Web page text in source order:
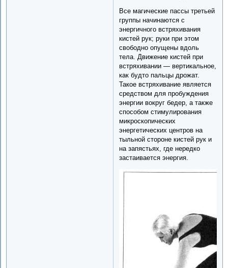
Все магические пассы третьей
группы начинаются с
энергичного встряхивания
кистей рук; руки при этом
свободно опущены вдоль
тела. Движение кистей при
встряхивании — вертикальное,
как будто пальцы дрожат.
Такое встряхивание является
средством для пробуждения
энергии вокруг бедер, а также
способом стимулирования
микроскопических
энергетических центров на
тыльной стороне кистей рук и
на запястьях, где нередко
застаивается энергия.